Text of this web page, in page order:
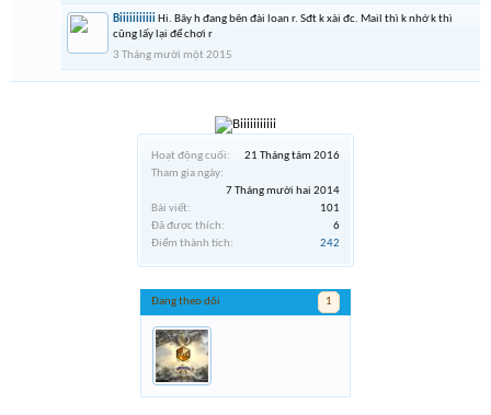
Hoạt động cuối:
21 Tháng tám 2016
Tham gia ngày:
7 Tháng mười hai 2014
Bài viết:
101
Đã được thích:
6
Điểm thành tích:
242
Đang theo dõi 1
Biiiiiiiiiii Hi. Bây h đang bên đài loan r. Sđt k xài đc. Mail thì k nhớ k thì
cũng lấy lại để chơi r
3 Tháng mười một 2015